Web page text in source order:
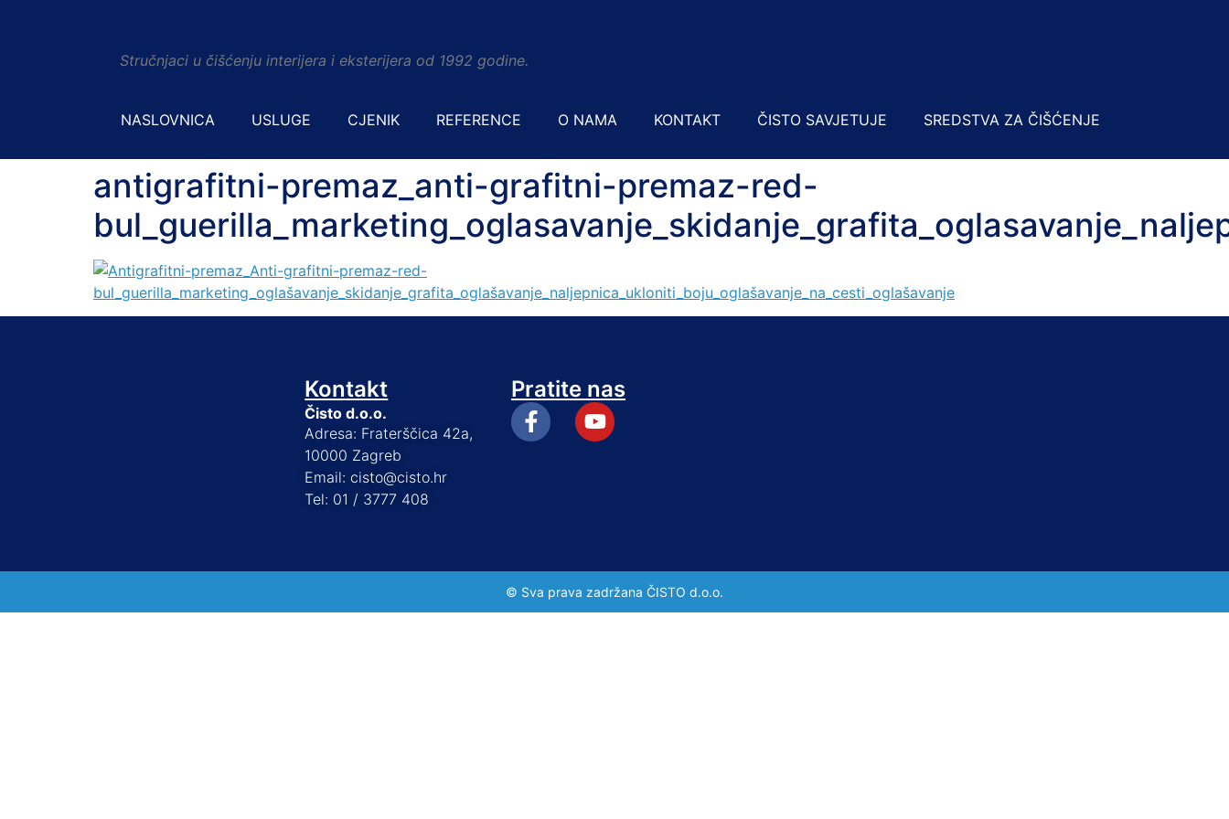
Stručnjaci u čišćenju interijera i eksterijera od 1992 godine.
NASLOVNICA USLUGE CJENIK REFERENCE O NAMA KONTAKT ČISTO SAVJETUJE SREDSTVA ZA ČIŠĆENJE
antigrafitni-premaz_anti-grafitni-premaz-red-
Kontakt
Čisto d.o.o.
Adresa: Fraterščica 42a,
10000 Zagreb
Email: cisto@cisto.hr
Tel: 01 / 3777 408
Pratite nas
© Sva prava zadržana ČISTO d.o.o.